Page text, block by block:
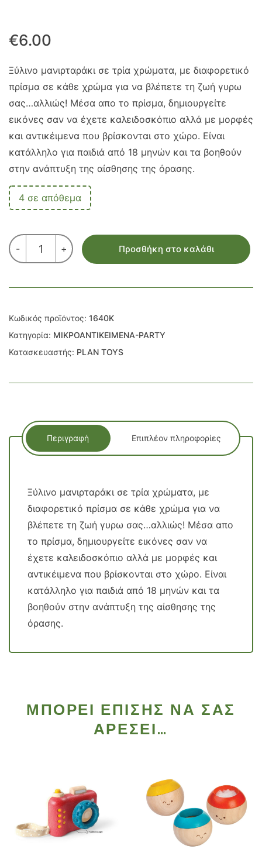
€6.00
Ξύλινο μανιρταράκι σε τρία χρώματα, με διαφορετικό
πρίσμα σε κάθε χρώμα για να βλέπετε τη ζωή γυρω
σας…αλλιώς! Μέσα απο το πρίσμα, δημιουργείτε
εικόνες σαν να έχετε καλειδοσκόπιο αλλά με μορφές
και αντικέιμενα που βρίσκονται στο χώρο. Είναι
κατάλληλο για παιδιά από 18 μηνών και τα βοηθούν
στην ανάπτυξη της αίσθησης της όρασης.
4 σε απόθεμα
-
ΚΑΛΕΙΔΟΣΚΟΠΙΟ
ΜΑΝΙΤΑΡΙ
ποσότητα
+ Προσθήκη στο καλάθι
Κωδικός προϊόντος: 1640K
Κατηγορία: ΜΙΚΡΟΑΝΤΙΚΕΙΜΕΝΑ-PARTY
Κατασκευαστής: PLAN TOYS
Περιγραφή Επιπλέον πληροφορίες
Ξύλινο μανιρταράκι σε τρία χρώματα, με
διαφορετικό πρίσμα σε κάθε χρώμα για να
βλέπετε τη ζωή γυρω σας…αλλιώς! Μέσα απο
το πρίσμα, δημιουργείτε εικόνες σαν να
έχετε καλειδοσκόπιο αλλά με μορφές και
αντικέιμενα που βρίσκονται στο χώρο. Είναι
κατάλληλο για παιδιά από 18 μηνών και τα
βοηθούν στην ανάπτυξη της αίσθησης της
όρασης.
ΜΠΟΡΕΊ ΕΠΊΣΗΣ ΝΑ ΣΑΣ
ΑΡΈΣΕΙ…